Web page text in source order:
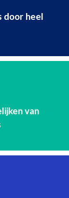
door heel
van